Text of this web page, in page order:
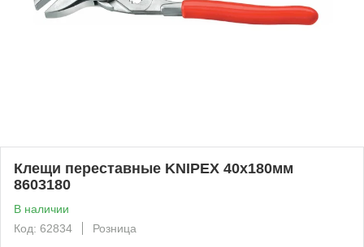
Клещи переставные KNIPEX 40х180мм
8603180
В наличии
Код: 62834
Розница